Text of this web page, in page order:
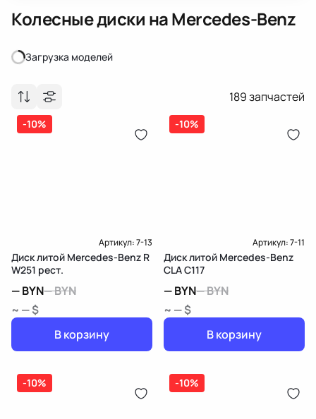
Колесные диски на Mercedes-Benz
Загрузка моделей
Загрузка моделей
189запчастей
-10%
Артикул:7-13
Диск литой Mercedes-Benz R
W251 рест.
—BYN—BYN
~ — $
В корзину
-10%
Артикул:7-11
Диск литой Mercedes-Benz
CLA C117
—BYN—BYN
~ — $
В корзину
-10% -10%